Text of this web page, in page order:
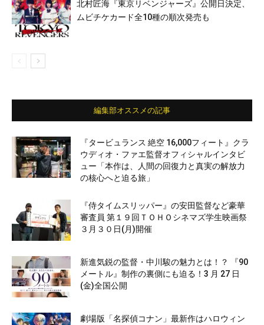
北村匠海『東京リベンジャーズ』公開日決定、
ムビチケカード全10種の順次発売も
編集部オススメの記事
『タービュランス 絶空 16,000フィート』クラ
ウディオ・ファエ監督オフィシャルインタビ
ュー「本作は、人間の回復力と真実の解放力
の核心へと迫る旅」
『侍タイムスリッパー』の安田監督など豪華
審査員 第１９回ＴＯＨＯシネマズ学生映画祭
３月３０日(月)開催
新進気鋭の監督・中川駿の魅力とは！？ 『90
メートル』制作の裏側にも迫る！3 月 27 日
(金)全国公開
劇場版「名探偵コナン」最新作はハロウィン